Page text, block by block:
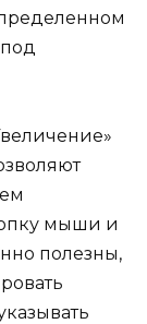
мыши и
полезны,